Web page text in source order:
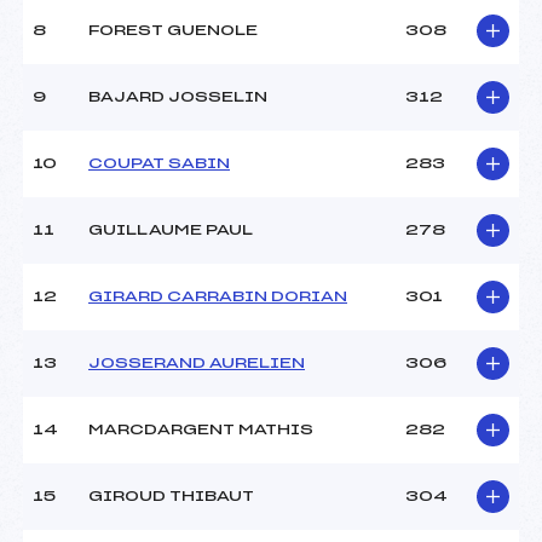
8 FOREST GUENOLE 308
9 BAJARD JOSSELIN 312
10 COUPAT SABIN 283
11 GUILLAUME PAUL 278
12 GIRARD CARRABIN DORIAN 301
13 JOSSERAND AURELIEN 306
14 MARCDARGENT MATHIS 282
15 GIROUD THIBAUT 304